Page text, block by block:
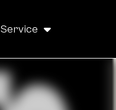
Service